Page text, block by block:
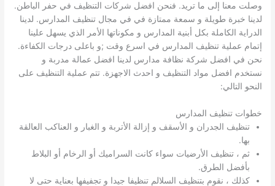
وصلت معنا إلى ما تريد. فنحن افضل شركات التنظيف في حفر الباطن.
لدينا خبرة طويلة و سمعة ممتازة في في مجال تنظيف المدارس. لدينا
الدراية الكاملة بكل أبنية المدارس و مكوناتها الأمر الذي يسهل علينا
إتمام عملية تنظيف المدارس في اسرع وقت ;و باعلى درجات الكفاءة.
نحن في افضل شركة نظافة مدارس لدينا افضل عمالة مدربة و
نستخدم افضل مواد التنظيف و احدث الاجهزة. تتم عملية التنظيف على
النحو التالي:
خطوات تنظيف المدارس
تنظيف الجدران و الأسقف و إزالة الأتربة و الغبار و العناكب العالقة
بها.
ثم ، تنظيف الأرضيات سواء كانت السراميك أو الرخام أو البلاط
بأفضل الطرق.
كذلك ، نقوم بتنظيف السلالم تنظيفا جيدا و تجفيفها بعناية حتى لا